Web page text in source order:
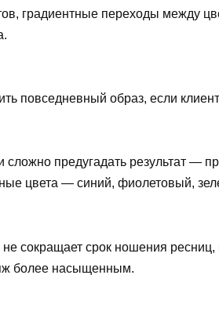
градиентные переходы между
повседневный образ, если
предугадать результат —
цвета — синий, фиолетовый,
сокращает срок ношения ресниц,
более насыщенным.